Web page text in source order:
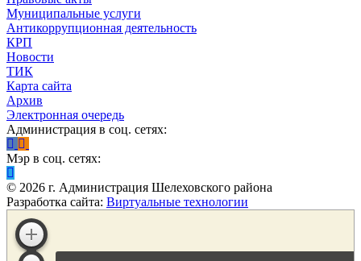
Муниципальные услуги
Антикоррупционная деятельность
КРП
Новости
ТИК
Карта сайта
Архив
Электронная очередь
Администрация в соц. сетях:
Мэр в соц. сетях:
© 2026 г. Администрация Шелеховского района
Разработка сайта: Виртуальные технологии